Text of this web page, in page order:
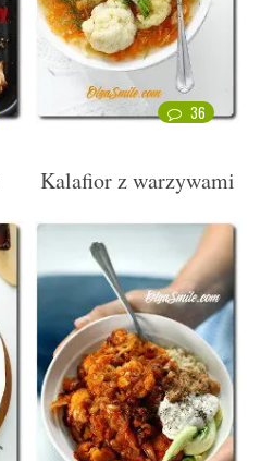
36
Kalafior z warzywami